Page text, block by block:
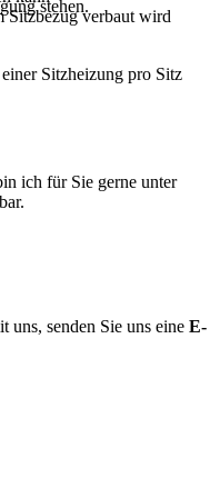
Sitzbezug verbaut wird
Sitzheizung pro Sitz
ich für Sie gerne unter
uns, senden Sie uns eine E-
stehen.